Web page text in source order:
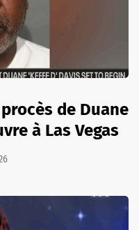
de Duane
à Las Vegas